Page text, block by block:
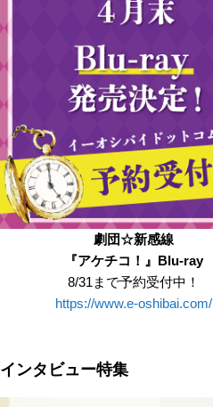
劇団☆新感線
『アケチコ！』Blu-ray
8/31まで予約受付中！
https://www.e-oshibai.com/
インタビュー特集